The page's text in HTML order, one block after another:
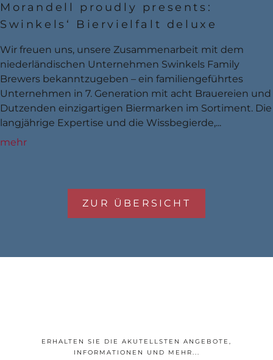
Morandell proudly presents:
Swinkels‘ Biervielfalt deluxe
Wir freuen uns, unsere Zusammenarbeit mit dem
niederländischen Unternehmen Swinkels Family
Brewers bekanntzugeben – ein familiengeführtes
Unternehmen in 7. Generation mit acht Brauereien und
Dutzenden einzigartigen Biermarken im Sortiment. Die
langjährige Expertise und die Wissbegierde,...
mehr
ZUR ÜBERSICHT
ERHALTEN SIE DIE AKUTELLSTEN ANGEBOTE,
INFORMATIONEN UND MEHR...